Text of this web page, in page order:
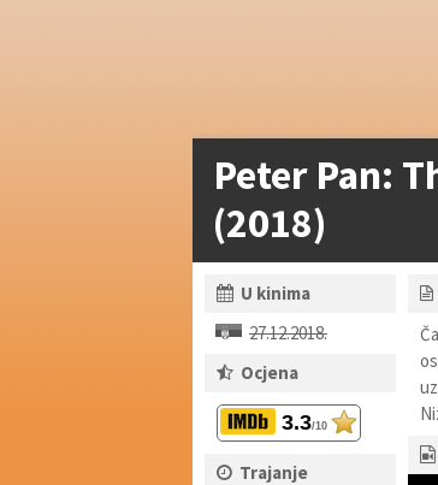
Peter Pan:
(2018)
U kinima
27.12.2018.
Ocjena
3.3/10
Trajanje